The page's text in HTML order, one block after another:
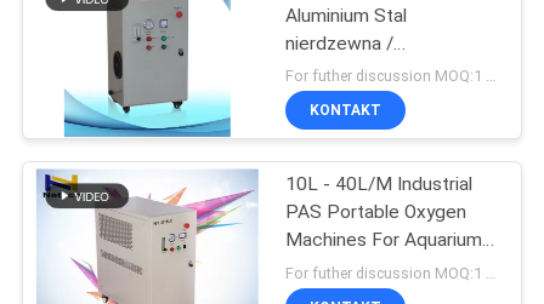
Hotel Maszyna
Ozonowa
Aluminium Stal
nierdzewna /
przemysłowy generator
tlenu
For futher discussion MOQ:1 zestaw
KONTAKT
10L - 40L/M Industrial
PAS Portable Oxygen
Machines For Aquarium /
Fish Farm
For futher discussion MOQ:1 set